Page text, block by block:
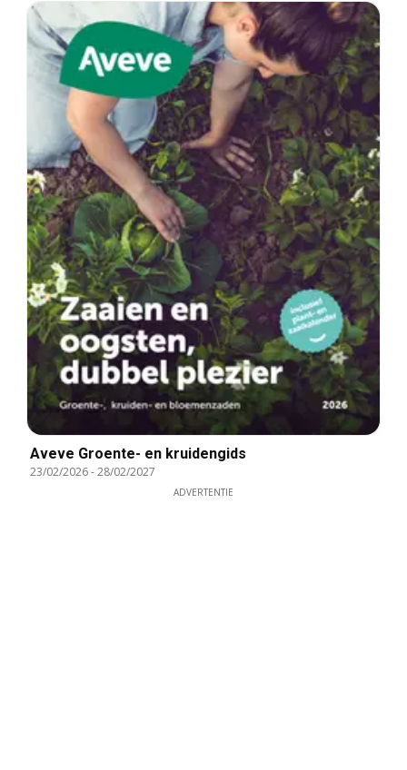
Aveve Groente- en kruidengids
23/02/2026-28/02/2027
ADVERTENTIE